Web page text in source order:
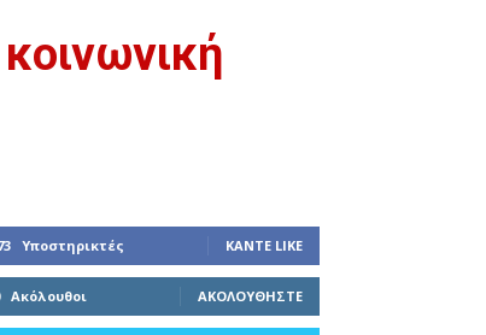
Υποστηρικτές ΚΆΝΤΕ LIKE
Ακόλουθοι ΑΚΟΛΟΥΘΉΣΤΕ